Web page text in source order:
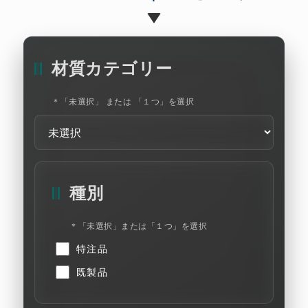
材質カテゴリー
＊「未選択」 または 「１つ」を選択
種別
＊「未選択」または「１つ」を選択
特注品
既製品